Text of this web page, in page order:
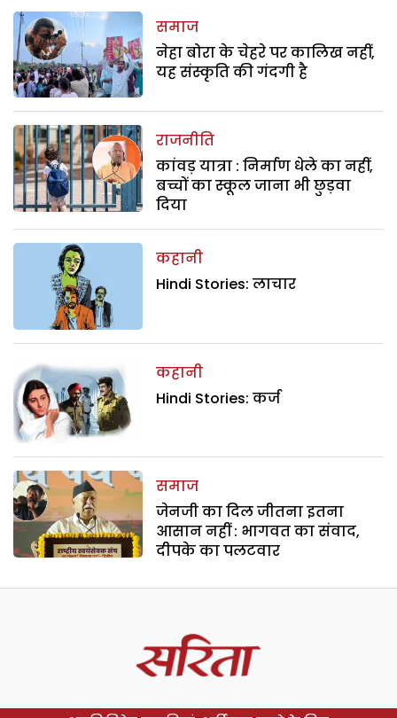
समाज
नेहा बोरा के चेहरे पर कालिख नहीं,
यह संस्कृति की गंदगी है
राजनीति
कांवड़ यात्रा : निर्माण धेले का नहीं,
बच्चों का स्कूल जाना भी छुड़वा
दिया
कहानी
Hindi Stories: लाचार
कहानी
Hindi Stories: कर्ज
समाज
जेनजी का दिल जीतना इतना
आसान नहीं : भागवत का संवाद,
दीपके का पलटवार